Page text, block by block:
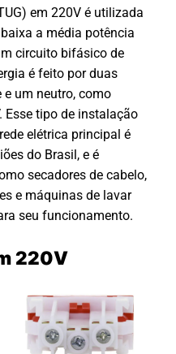
em 220V é utilizada
a média potência
circuito bifásico de
é feito por duas
um neutro, como
Esse tipo de instalação
elétrica principal é
do Brasil, e é
secadores de cabelo,
e máquinas de lavar
seu funcionamento.
220V